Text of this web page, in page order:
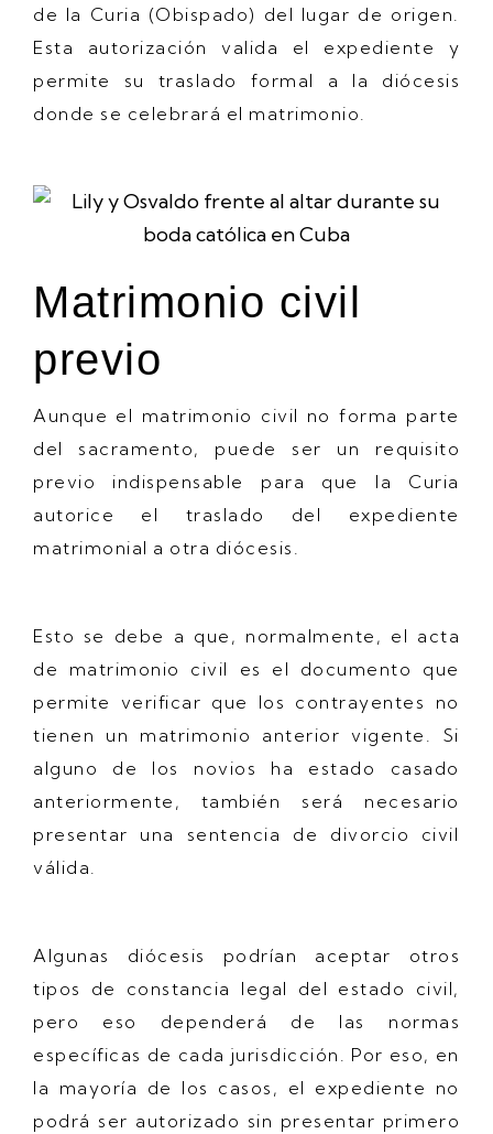
de la Curia (Obispado) del lugar de origen.
Esta autorización valida el expediente y
permite su traslado formal a la diócesis
donde se celebrará el matrimonio.
Matrimonio civil
previo
Aunque el matrimonio civil no forma parte
del sacramento, puede ser un requisito
previo indispensable para que la Curia
autorice el traslado del expediente
matrimonial a otra diócesis.
Esto se debe a que, normalmente, el acta
de matrimonio civil es el documento que
permite verificar que los contrayentes no
tienen un matrimonio anterior vigente. Si
alguno de los novios ha estado casado
anteriormente, también será necesario
presentar una sentencia de divorcio civil
válida.
Algunas diócesis podrían aceptar otros
tipos de constancia legal del estado civil,
pero eso dependerá de las normas
específicas de cada jurisdicción. Por eso, en
la mayoría de los casos, el expediente no
podrá ser autorizado sin presentar primero